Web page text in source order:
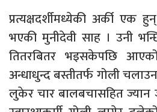
प्रत्यक्षदर्शीमध्येकी अर्की एक
भएकी मुनीदेवी साह । उनी
तितरबितर भइसकेपछि
अन्धाधुन्द बस्तीतर्फ गोली
लुकेर चार बालबचासहित